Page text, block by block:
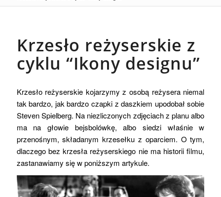
Krzesło reżyserskie z
cyklu “Ikony designu”
Krzesło reżyserskie kojarzymy z osobą reżysera niemal
tak bardzo, jak bardzo czapki z daszkiem upodobał sobie
Steven Spielberg. Na niezliczonych zdjęciach z planu albo
ma na głowie bejsbolówkę, albo siedzi właśnie w
przenośnym, składanym krzesełku z oparciem. O tym,
dlaczego bez krzesła reżyserskiego nie ma historii filmu,
zastanawiamy się w poniższym artykule.